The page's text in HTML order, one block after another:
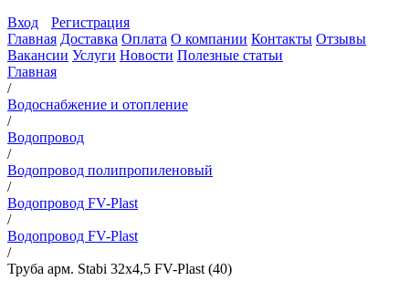
Вход
Регистрация
Главная Доставка Оплата О компании Контакты Отзывы
Вакансии Услуги Новости Полезные статьи
Главная
/
Водоснабжение и отопление
/
Водопровод
/
Водопровод полипропиленовый
/
Водопровод FV-Plast
/
Водопровод FV-Plast
/
Труба арм. Stabi 32х4,5 FV-Plast (40)